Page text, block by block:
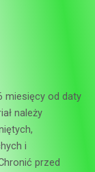
miesięcy od daty
należy
i
przed